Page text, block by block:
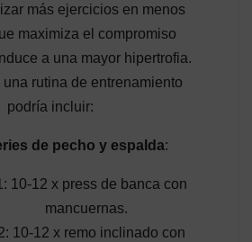
más ejercicios en menos
maximiza el compromiso
a una mayor hipertrofia.
una rutina de entrenamiento
podría incluir:
de pecho y espalda:
10-12 x press de banca con
mancuernas.
10-12 x remo inclinado con